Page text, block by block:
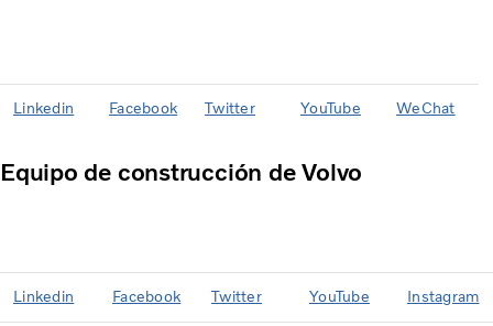
Linkedin Facebook Twitter YouTube WeChat
Equipo de construcción de Volvo
Linkedin Facebook Twitter YouTube Instagram